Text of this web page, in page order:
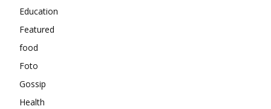
Education
Featured
food
Foto
Gossip
Health